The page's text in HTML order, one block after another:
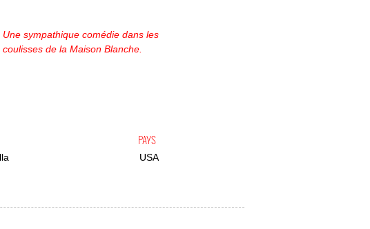
Une sympathique comédie dans les
coulisses de la Maison Blanche.
PAYS
USA